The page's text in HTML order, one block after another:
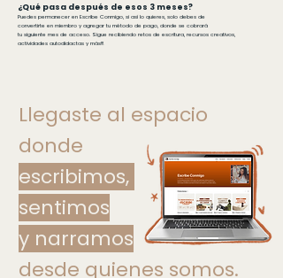
¿Qué pasa después de esos 3 meses?
Puedes permanecer en Escribe Conmigo, si así lo quieres, solo debes de
convertirte en miembro y agregar tu método de pago, donde se cobrará
tu siguiente mes de acceso. Sigue recibiendo retos de escritura, recursos creativos,
actividades autodidactas y más!!!
Llegaste al espacio
donde
escribimos,
sentimos
y narramos
desde quienes somos.